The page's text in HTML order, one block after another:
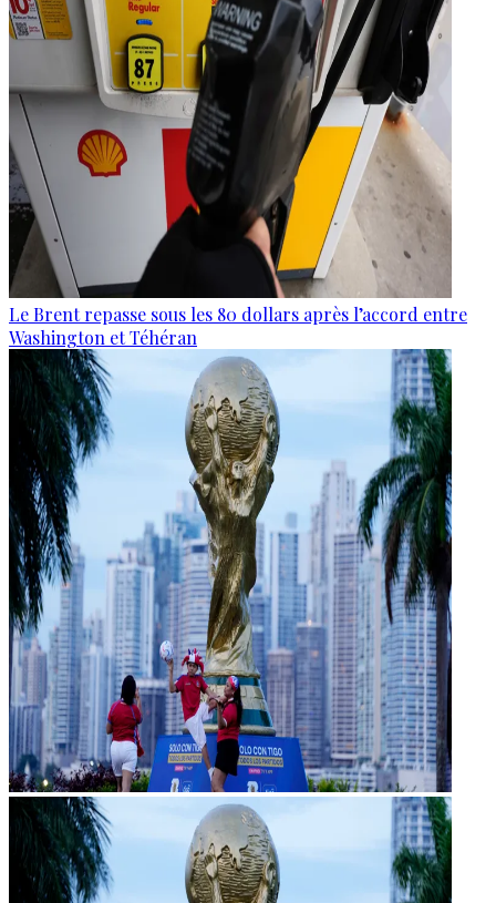
Le Brent repasse sous les 80 dollars après l’accord entre
Washington et Téhéran